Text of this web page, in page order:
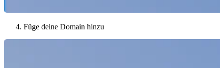
Füge deine Domain hinzu